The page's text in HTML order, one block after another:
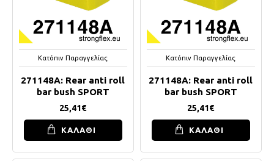
Κατόπιν Παραγγελίας
271148A: Rear anti roll
bar bush SPORT
25,41€
ΚΑΛΑΘΙ
Κατόπιν Παραγγελίας
271148A: Rear anti roll
bar bush SPORT
25,41€
ΚΑΛΑΘΙ